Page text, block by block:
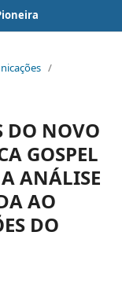
/
DO NOVO
GOSPEL
ANÁLISE
AO
DO